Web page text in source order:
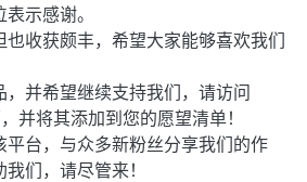
示感谢。
收获颇丰，希望大家能够喜欢我们
并希望继续支持我们，请访问
并将其添加到您的愿望清单！
平台，与众多新粉丝分享我们的作
们，请尽管来！